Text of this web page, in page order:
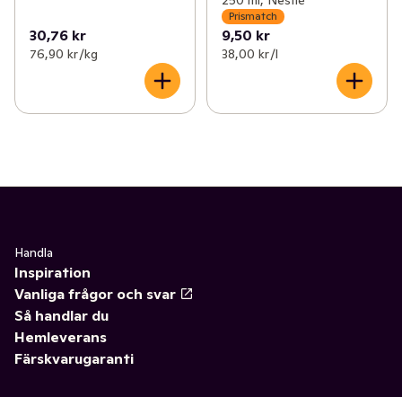
30,76 kr
76,90 kr /kg
Prismatch
9,50 kr
38,00 kr /l
Handla
Inspiration
Vanliga frågor och svar
Så handlar du
Hemleverans
Färskvarugaranti